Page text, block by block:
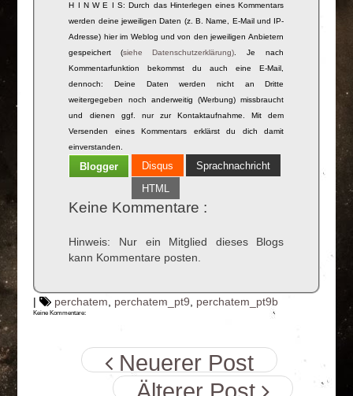
H I N W E I S: Durch das Hinterlegen eines Kommentars
werden deine jeweiligen Daten (z. B. Name, E-Mail und IP-
Adresse) hier im Weblog und von den jeweiligen Anbietern
gespeichert (siehe Datenschutzerklärung) . Je nach
Kommentarfunktion bekommst du auch eine E-Mail,
dennoch: Deine Daten werden nicht an Dritte
weitergegeben noch anderweitig (Werbung) missbraucht
und dienen ggf. nur zur Kontaktaufnahme. Mit dem
Versenden eines Kommentars erklärst du dich damit
einverstanden.
Blogger Disqus
Sprachnachricht
HTML
Keine Kommentare :
Hinweis: Nur ein Mitglied dieses Blogs
kann Kommentare posten.
| perchatem perchatem_pt9 perchatem_pt9b
Keine Kommentare:
Neuerer Post